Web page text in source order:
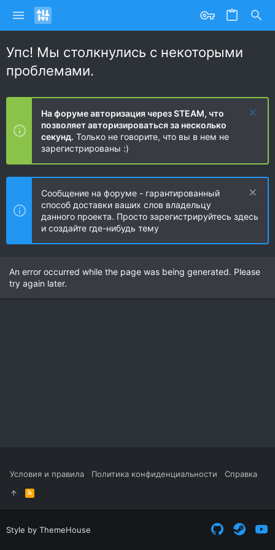
Упс! Мы столкнулись с некоторыми
проблемами.
На форуме авторизация через STEAM, что
позволяет авторизироваться за несколько
секунд. Только не говорите, что вы в нем не
зарегистрированы :)
Сообщение на форуме - гарантированный
способ доставки ваших слов владельцу
данного проекта. Просто зарегистрируйтесь здесь
и создайте где-нибудь тему
An error occurred while the page was being generated. Please
try again later.
Условия и правила Политика конфиденциальности Справка
R
S
S
Style by ThemeHouse